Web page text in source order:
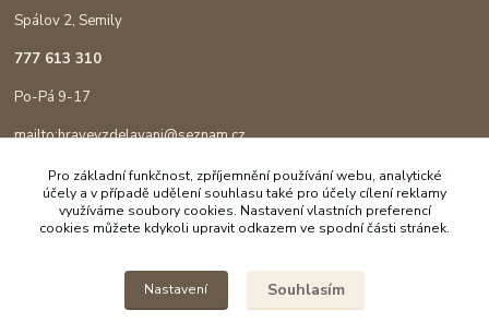
Spálov 2, Semily
777 613 310
Po-Pá 9-17
mailto:hravevzdelavani@seznam.cz
Pro základní funkčnost, zpříjemnění používání webu, analytické
účely a v případě udělení souhlasu také pro účely cílení reklamy
využíváme soubory cookies. Nastavení vlastních preferencí
cookies můžete kdykoli upravit odkazem ve spodní části stránek.
Nastavení Souhlasím